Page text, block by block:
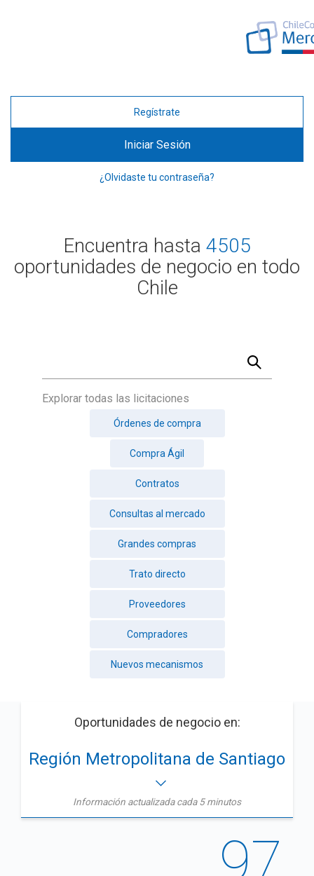
Regístrate
Iniciar Sesión
¿Olvidaste tu contraseña?
Encuentra hasta 4505
oportunidades de negocio en todo
Chile
Explorar todas las licitaciones
Órdenes de compra
Compra Ágil
Contratos
Consultas al mercado
Grandes compras
Trato directo
Proveedores
Compradores
Nuevos mecanismos
Oportunidades de negocio en:
Región Metropolitana de Santiago
Información actualizada cada 5 minutos
97